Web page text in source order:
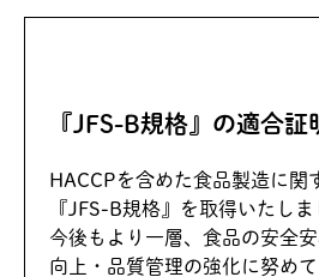
『JFS-B規格』の適合証
HACCPを含めた食品製造に関
『JFS-B規格』を取得いたしま
今後もより一層、食品の安全
向上・品質管理の強化に努めて